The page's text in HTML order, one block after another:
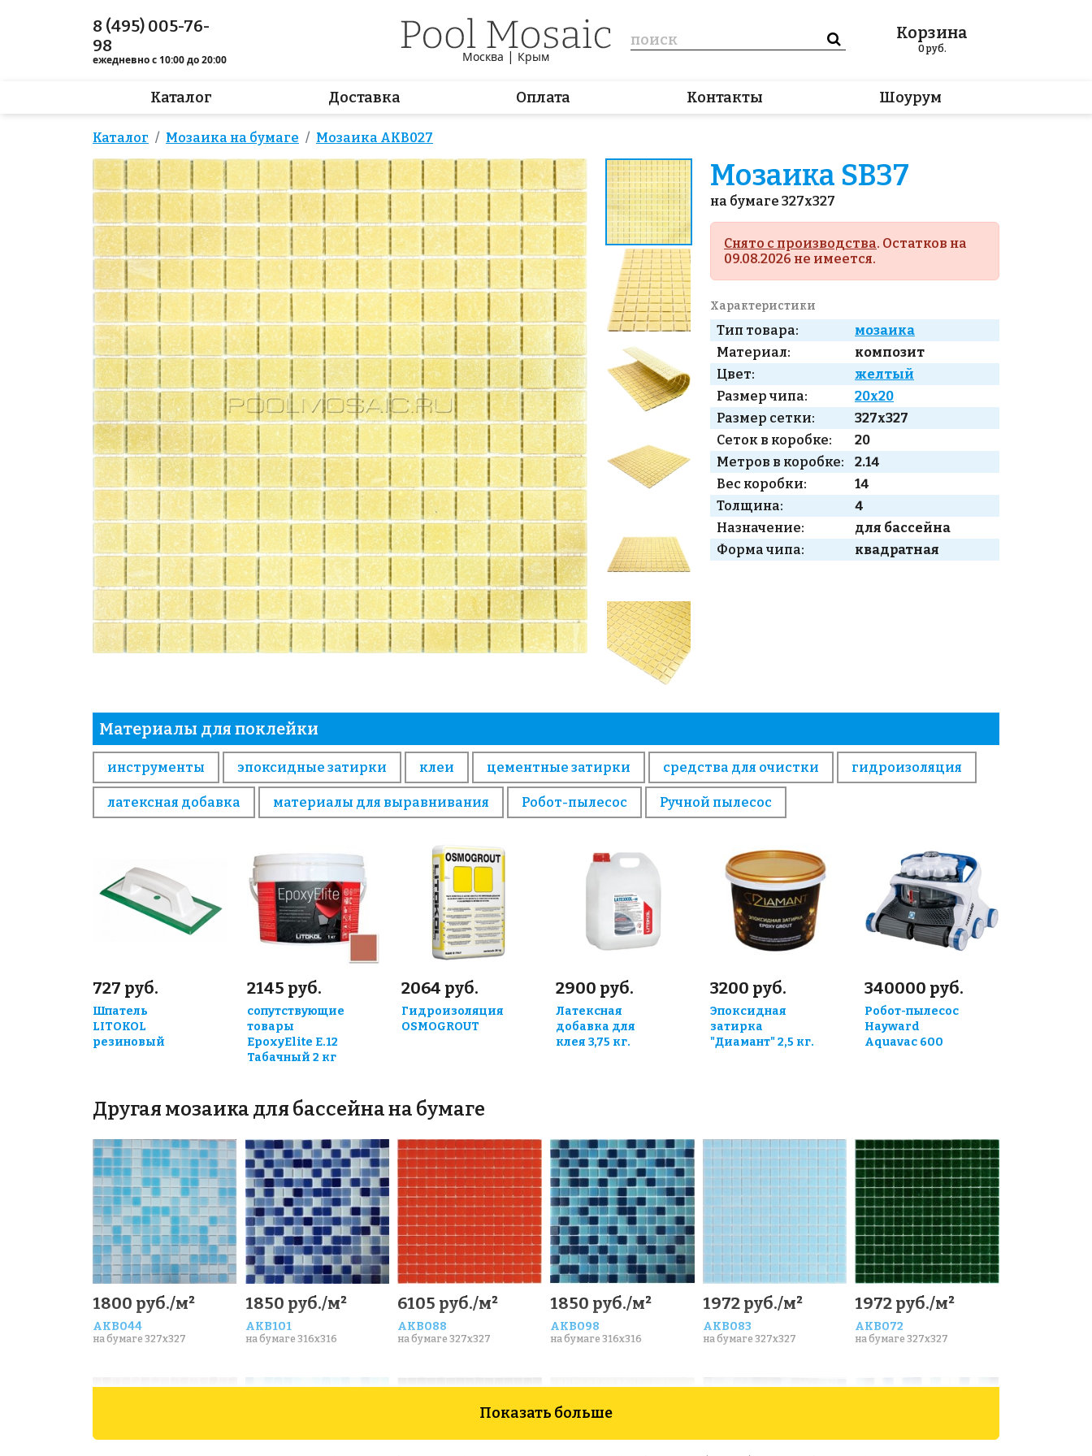
8 (495) 005-76-
98
ежедневно с 10:00 до 20:00 Москва | Крым
Корзина
0руб.
Каталог Доставка Оплата Контакты Шоурум
Каталог Мозаика на бумаге Мозаика AKB027
Мозаика SB37
на бумаге 327x327
Снято с производства. Остатков на
09.08.2026 не имеется.
Характеристики
Тип товара:
мозаика
Материал:
композит
Цвет:
желтый
Размер чипа:
20x20
Размер сетки:
327x327
Сеток в коробке:
20
Метров в коробке:
2.14
Вес коробки:
14
Толщина:
4
Назначение:
для бассейна
Форма чипа:
квадратная
Материалы для поклейки
инструменты эпоксидные затирки клеи цементные затирки средства для очистки гидроизоляция
латексная добавка материалы для выравнивания Робот-пылесос Ручной пылесос
727 руб.
Шпатель
LITOKOL
резиновый
2145 руб.
сопутствующие
товары
EpoxyElite E.12
Табачный 2 кг
2064 руб.
Гидроизоляция
OSMOGROUT
2900 руб.
Латексная
добавка для
клея 3,75 кг.
3200 руб.
Эпоксидная
затирка
"Диамант" 2,5 кг.
340000 руб.
Робот-пылесос
Hayward
Aquavac 600
Другая мозаика для бассейна на бумаге
1800 руб./м²
AKB044
на бумаге 327x327
1850 руб./м²
AKB101
на бумаге 316x316
6105 руб./м²
AKB088
на бумаге 327x327
1850 руб./м²
AKB098
на бумаге 316x316
1972 руб./м²
AKB083
на бумаге 327x327
1972 руб./м²
AKB072
на бумаге 327x327
Показать больше